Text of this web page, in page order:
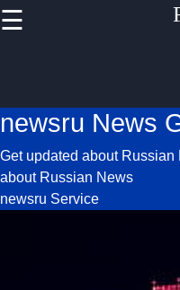
newsru News
Get updated about Russian
about Russian News
newsru Service
☰
Home
Definitions